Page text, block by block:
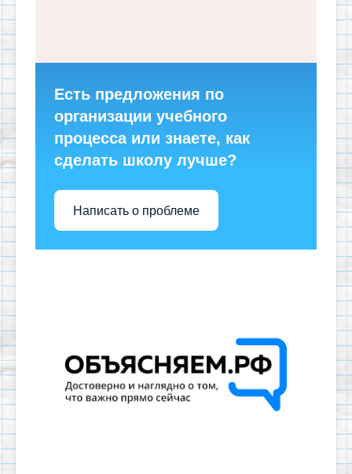
Есть предложения по
организации учебного
процесса или знаете, как
сделать школу лучше?
Написать о проблеме